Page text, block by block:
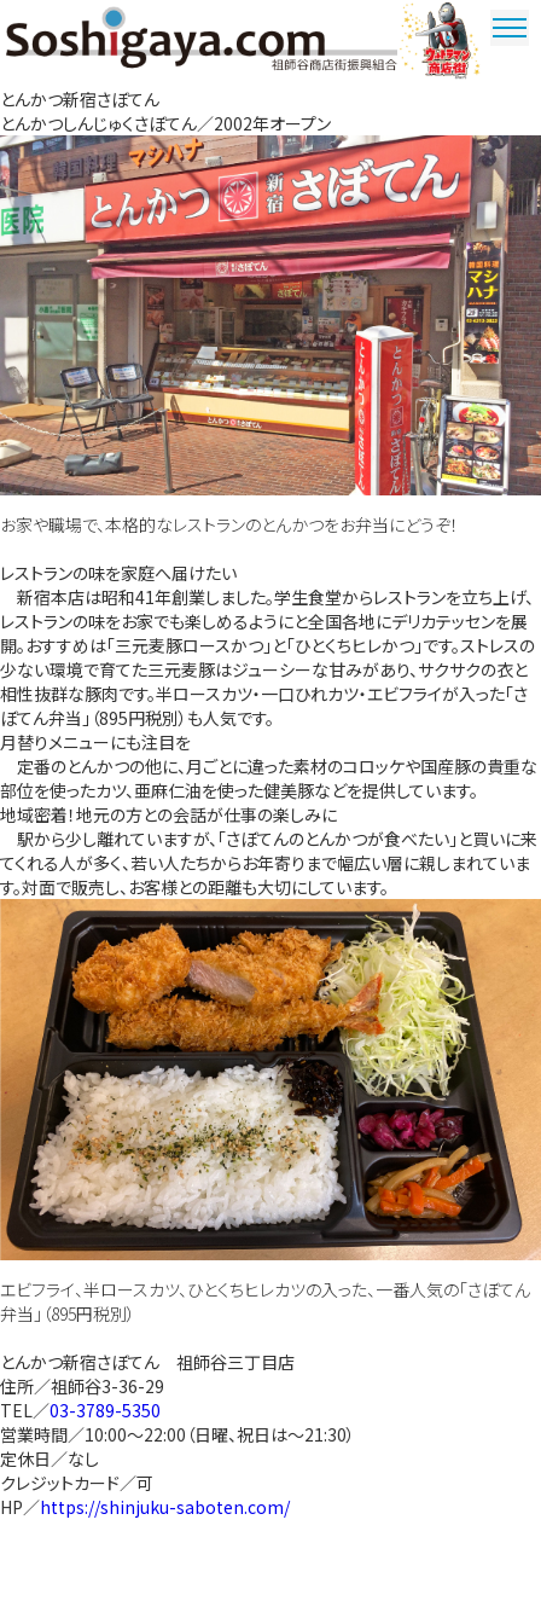
祖師谷商店街
とんかつ新宿さぼてん
とんかつしんじゅくさぼてん／2002年オープン
お家や職場で、本格的なレストランのとんかつをお弁当にどうぞ！
レストランの味を家庭へ届けたい
新宿本店は昭和41年創業しました。学生食堂からレストランを立ち上げ、
レストランの味をお家でも楽しめるようにと全国各地にデリカテッセンを展
開。おすすめは「三元麦豚ロースかつ」と「ひとくちヒレかつ」です。ストレスの
少ない環境で育てた三元麦豚はジューシーな甘みがあり、サクサクの衣と
相性抜群な豚肉です。半ロースカツ・一口ひれカツ・エビフライが入った「さ
ぼてん弁当」（895円税別）も人気です。
月替りメニューにも注目を
定番のとんかつの他に、月ごとに違った素材のコロッケや国産豚の貴重な
部位を使ったカツ、亜麻仁油を使った健美豚などを提供しています。
地域密着！地元の方との会話が仕事の楽しみに
駅から少し離れていますが、「さぼてんのとんかつが食べたい」と買いに来
てくれる人が多く、若い人たちからお年寄りまで幅広い層に親しまれていま
す。対面で販売し、お客様との距離も大切にしています。
エビフライ、半ロースカツ、ひとくちヒレカツの入った、一番人気の「さぼてん
弁当」（895円税別）
とんかつ新宿さぼてん 祖師谷三丁目店
住所／祖師谷3-36-29
TEL／03-3789-5350
営業時間／10:00～22:00（日曜、祝日は～21:30）
定休日／なし
クレジットカード／可
HP／https://shinjuku-saboten.com/